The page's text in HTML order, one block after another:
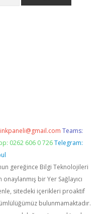
Teams:
0262 606 0 726 Telegram:
gereğince Bilgi Teknolojileri
bir Yer Sağlayıcı
sitedeki içerikleri proaktif
bulunmamaktadır.